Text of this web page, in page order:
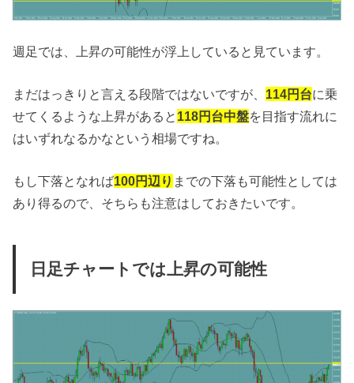
週足では、上昇の可能性が浮上していると見ています。
まだはっきりと言える段階ではないですが、 114円台に乗
せてくるような上昇があると 118円台中盤を目指す流れに
はいずれなるかなという相場ですね。
もし下落となれば100円辺り までの下落も可能性としては
あり得るので、そちらも注意はしておきたいです。
日足チャートでは上昇の可能性